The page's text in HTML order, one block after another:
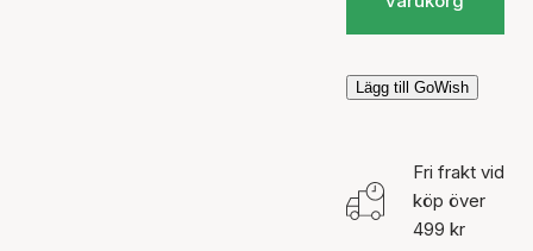
Lägg till GoWish
Fri frakt vid
köp över
499 kr